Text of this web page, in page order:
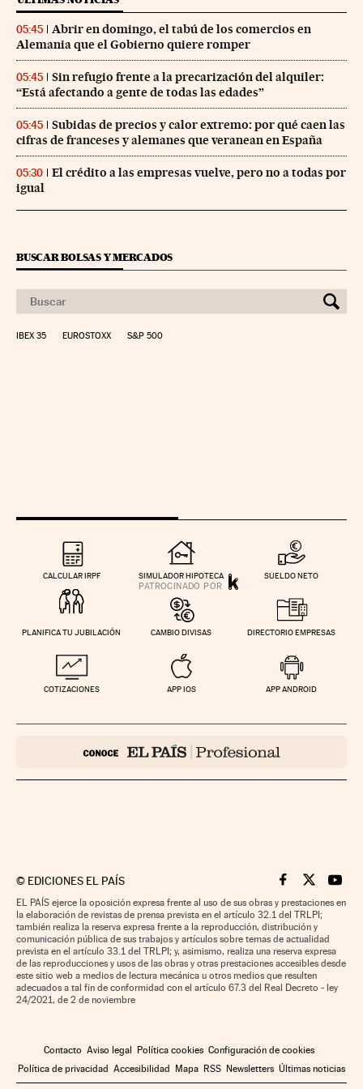
05:45
Abrir en domingo, el tabú de los comercios en
Alemania que el Gobierno quiere romper
05:45
Sin refugio frente a la precarización del alquiler:
“Está afectando a gente de todas las edades”
05:45
Subidas de precios y calor extremo: por qué caen las
cifras de franceses y alemanes que veranean en España
05:30
El crédito a las empresas vuelve, pero no a todas por
igual
BUSCAR BOLSAS Y MERCADOS
IBEX 35 EUROSTOXX S&P 500
CALCULAR IRPF SIMULADOR HIPOTECA SUELDO NETO
PLANIFICA TU JUBILACIÓN CAMBIO DIVISAS DIRECTORIO EMPRESAS
COTIZACIONES APP IOS APP ANDROID
© EDICIONES EL PAÍS Cinco Días en
Cinco Días
Cinco
EL PAÍS ejerce la oposición expresa frente al uso de sus obras y prestaciones en
la elaboración de revistas de prensa prevista en el artículo 32.1 del TRLPI;
también realiza la reserva expresa frente a la reproducción, distribución y
comunicación pública de sus trabajos y artículos sobre temas de actualidad
prevista en el artículo 33.1 del TRLPI; y, asimismo, realiza una reserva expresa
de las reproducciones y usos de las obras y otras prestaciones accesibles desde
este sitio web a medios de lectura mecánica u otros medios que resulten
adecuados a tal fin de conformidad con el artículo 67.3 del Real Decreto - ley
24/2021, de 2 de noviembre
Contacto Aviso legal Política cookies Configuración de cookies
Política de privacidad Accesibilidad Mapa RSS Newsletters Últimas noticias